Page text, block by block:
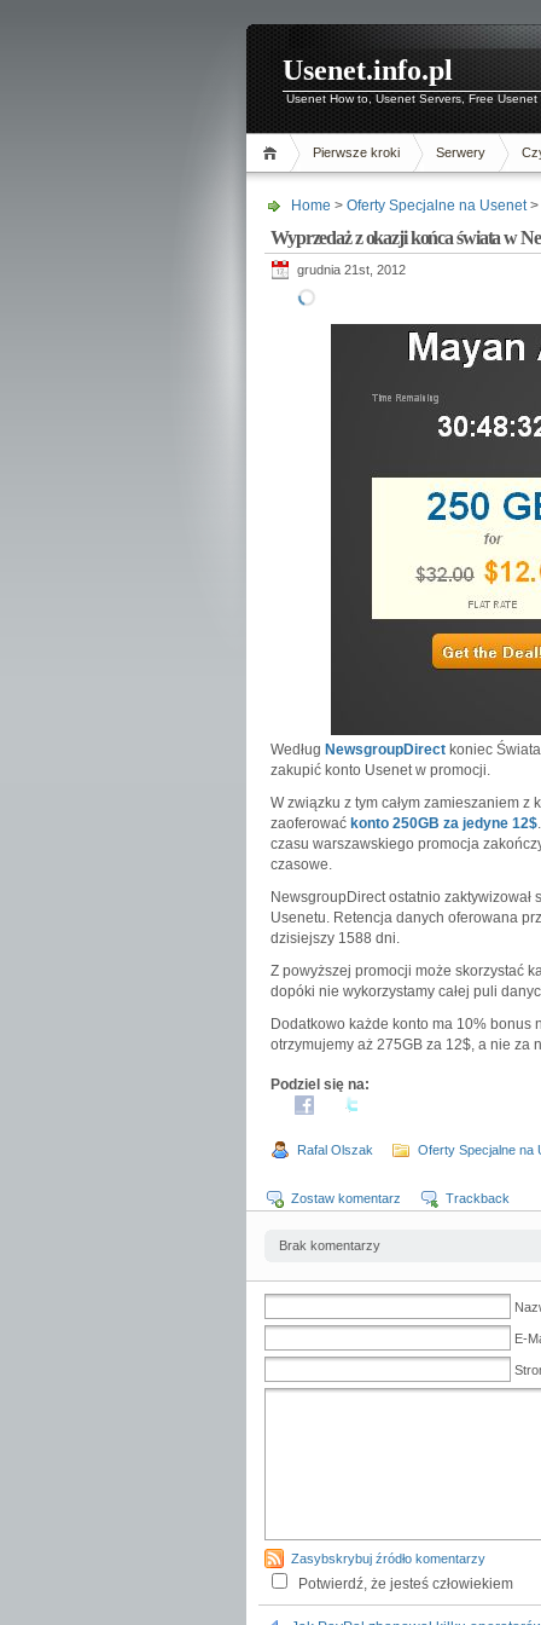
Usenet.info.pl
Usenet How to, Usenet Servers, Free Usenet
Pierwsze kroki Serwery
Home > Oferty Specjalne na Usenet>
Wyprzedaż z okazji końca świata w
grudnia 21st, 2012
Według NewsgroupDirect koniec
zakupić konto Usenet w promocji.
W związku z tym całym zamieszaniem
zaoferować konto 250GB za jedyne 12$
czasu warszawskiego promocja
czasowe.
NewsgroupDirect ostatnio
Usenetu. Retencja danych oferowana
dzisiejszy 1588 dni.
Z powyższej promocji może skorzystać
dopóki nie wykorzystamy całej puli
Dodatkowo każde konto ma 10% bonus
otrzymujemy aż 275GB za 12$, a nie za
Podziel się na:
Rafal Olszak Oferty Specjalne na
Zostaw komentarz Trackback
Brak komentarzy
E-
Zasybskrybuj źródło komentarzy
Potwierdź, że jesteś człowiekiem